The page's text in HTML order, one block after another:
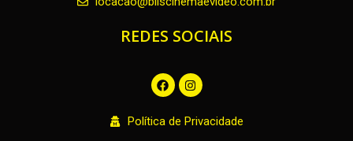
REDES SOCIAIS
F
a
c
b
I
n
s
t
a
Política de Privacidade